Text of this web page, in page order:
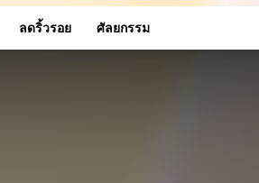
ลดริ้วรอย ศัลยกรรม